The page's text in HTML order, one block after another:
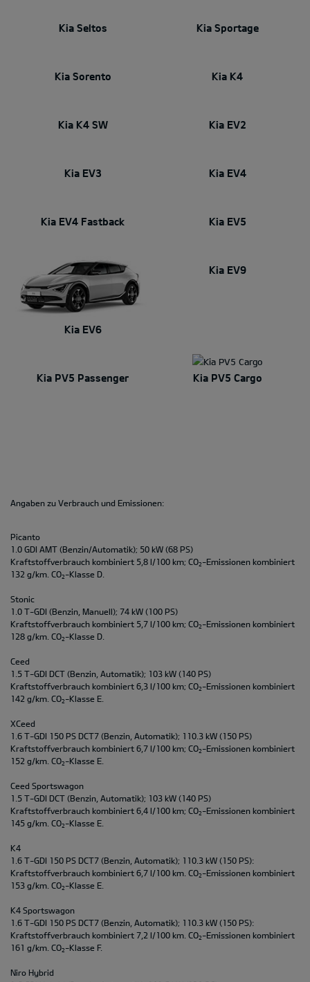
Kia Seltos Kia Sportage
Kia Sorento Kia K4
Kia K4 SW Kia EV2
Kia EV3 Kia EV4
Kia EV4 Fastback Kia EV5
Kia EV6
Kia EV9
Kia PV5 Passenger Kia PV5 Cargo
Angaben zu Verbrauch und Emissionen:
Picanto
1.0 GDI AMT (Benzin/Automatik); 50 kW (68 PS)
Kraftstoffverbrauch kombiniert 5,8 l/100 km; CO2 -Emissionen kombiniert
132 g/km. CO2 -Klasse D.
Stonic
1.0 T-GDI (Benzin, Manuell); 74 kW (100 PS)
Kraftstoffverbrauch kombiniert 5,7 l/100 km; CO2 -Emissionen kombiniert
128 g/km. CO2 -Klasse D.
Ceed
1.5 T-GDI DCT (Benzin, Automatik); 103 kW (140 PS)
Kraftstoffverbrauch kombiniert 6,3 l/100 km; CO2 -Emissionen kombiniert
142 g/km. CO2 -Klasse E.
XCeed
1.6 T-GDI 150 PS DCT7 (Benzin, Automatik); 110.3 kW (150 PS)
Kraftstoffverbrauch kombiniert 6,7 l/100 km; CO2 -Emissionen kombiniert
152 g/km. CO2 -Klasse E.
Ceed Sportswagon
1.5 T-GDI DCT (Benzin, Automatik); 103 kW (140 PS)
Kraftstoffverbrauch kombiniert 6,4 l/100 km; CO2 -Emissionen kombiniert
145 g/km. CO2 -Klasse E.
K4
1.6 T-GDI 150 PS DCT7 (Benzin, Automatik); 110.3 kW (150 PS):
Kraftstoffverbrauch kombiniert 6,7 l/100 km. CO2 -Emissionen kombiniert
153 g/km. CO2 -Klasse E.
K4 Sportswagon
1.6 T-GDI 150 PS DCT7 (Benzin, Automatik); 110.3 kW (150 PS):
Kraftstoffverbrauch kombiniert 7,2 l/100 km. CO2 -Emissionen kombiniert
161 g/km. CO2 -Klasse F.
Niro Hybrid